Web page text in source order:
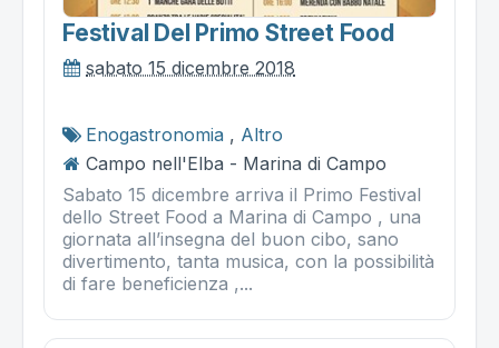
Festival Del Primo Street Food
sabato 15 dicembre 2018
Enogastronomia , Altro
Campo nell'Elba - Marina di Campo
Sabato 15 dicembre arriva il Primo Festival
dello Street Food a Marina di Campo , una
giornata all’insegna del buon cibo, sano
divertimento, tanta musica, con la possibilità
di fare beneficienza ,...